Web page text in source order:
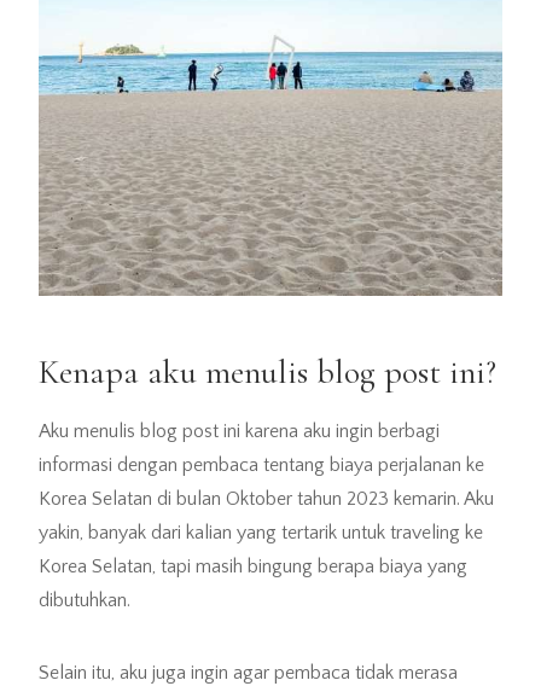
Kenapa aku menulis blog post ini?
Aku menulis blog post ini karena aku ingin berbagi
informasi dengan pembaca tentang biaya perjalanan ke
Korea Selatan di bulan Oktober tahun 2023 kemarin. Aku
yakin, banyak dari kalian yang tertarik untuk traveling ke
Korea Selatan, tapi masih bingung berapa biaya yang
dibutuhkan.
Selain itu, aku juga ingin agar pembaca tidak merasa